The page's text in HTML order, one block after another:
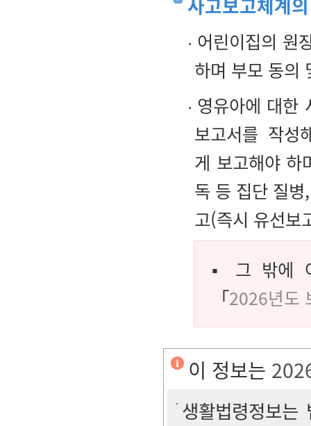
사고보고체계
어린이집의 원
하며 부모 동의
영유아에 대한
보고서를 작성
게 보고해야 하
독 등 집단 질병
고(즉시 유선보
▪ 그 밖에
「2026년도
이 정보는
생활법령정보